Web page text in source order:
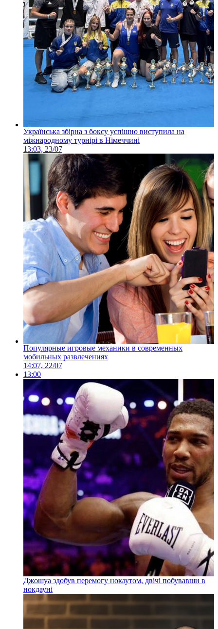
Українська збірна з боксу успішно виступила на
міжнародному турнірі в Німеччині
13:03, 23/07
Популярные игровые механики в современных
мобильных развлечениях
14:07, 22/07
13:00
Джошуа здобув перемогу нокаутом, двічі побувавши в
нокдауні